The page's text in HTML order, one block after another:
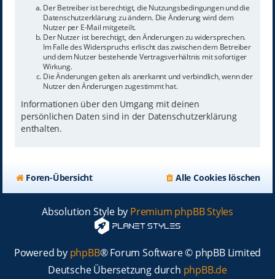
Der Betreiber ist berechtigt, die Nutzungsbedingungen und die
Datenschutzerklärung zu ändern. Die Änderung wird dem
Nutzer per E-Mail mitgeteilt.
Der Nutzer ist berechtigt, den Änderungen zu widersprechen.
Im Falle des Widerspruchs erlischt das zwischen dem Betreiber
und dem Nutzer bestehende Vertragsverhältnis mit sofortiger
Wirkung.
Die Änderungen gelten als anerkannt und verbindlich, wenn der
Nutzer den Änderungen zugestimmt hat.
Informationen über den Umgang mit deinen
persönlichen Daten sind in der Datenschutzerklärung
enthalten.
Foren-Übersicht Alle Cookies löschen
Absolution Style by Premium phpBB Styles
Powered by phpBB® Forum Software © phpBB Limited
Deutsche Übersetzung durch phpBB.de